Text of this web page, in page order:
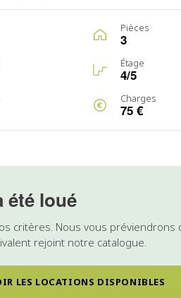
Pièces
3
Étage
4/5
Charges
75 €
été loué
critères. Nous vous préviendrons
rejoint notre catalogue.
LES LOCATIONS DISPONIBLES